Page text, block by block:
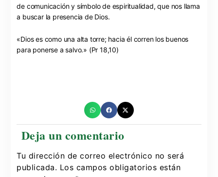
de comunicación y símbolo de espiritualidad, que nos llama
a buscar la presencia de Dios.
«Dios es como una alta torre; hacia él corren los buenos
para ponerse a salvo.» (Pr 18,10)
Tu dirección de correo electrónico no será
publicada. Los campos obligatorios están